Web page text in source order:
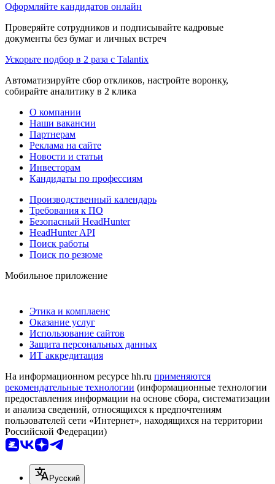
Оформляйте кандидатов онлайн
Проверяйте сотрудников и подписывайте кадровые
документы без бумаг и личных встреч
Ускорьте подбор в 2 раза с Talantix
Автоматизируйте сбор откликов, настройте воронку,
собирайте аналитику в 2 клика
О компании
Наши вакансии
Партнерам
Реклама на сайте
Новости и статьи
Инвесторам
Кандидаты по профессиям
Производственный календарь
Требования к ПО
Безопасный HeadHunter
HeadHunter API
Поиск работы
Поиск по резюме
Мобильное приложение
Этика и комплаенс
Оказание услуг
Использование сайтов
Защита персональных данных
ИТ аккредитация
На информационном ресурсе hh.ru применяются
рекомендательные технологии (информационные технологии
предоставления информации на основе сбора, систематизации
и анализа сведений, относящихся к предпочтениям
пользователей сети «Интернет», находящихся на территории
Российской Федерации)
Русский